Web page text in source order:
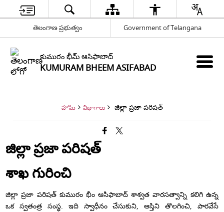
తెలంగాణ ప్రభుత్వం Government of Telangana
కుమురం భీమ్ ఆసిఫాబాద్
KUMURAM BHEEM ASIFABAD
హోమ్ విభాగాలు జిల్లా ప్రజా పరిషత్
జిల్లా ప్రజా పరిషత్
శాఖ గురించి
జిల్లా ప్రజా పరిషత్ కుమురం భీం ఆసిఫాబాద్ శాశ్వత వారసత్వాన్ని కలిగి ఉన్న
ఒక స్వతంత్ర సంస్థ. ఇది స్వాధీనం చేసుకుని, ఆస్తిని తొలగించి, పారవేసే